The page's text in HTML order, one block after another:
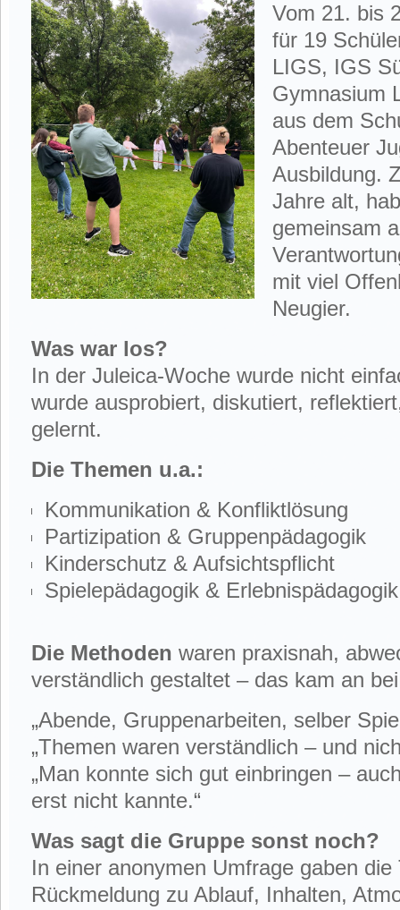
Vom 21. bis
für 19
LIGS, IGS
Gymnasium
aus dem
Abenteuer
Ausbildung.
Jahre alt,
gemeinsam
mit viel
Neugier.
Was war los?
In der Juleica-Woche wurde nicht
wurde ausprobiert, diskutiert,
gelernt.
Die Themen u.a.:
Kommunikation & Konfliktlösung
Partizipation & Gruppenpädagogik
Kinderschutz & Aufsichtspflicht
Spielepädagogik & Erlebnispädagogik
Die Methoden waren praxisnah,
verständlich gestaltet – das kam an
„Abende, Gruppenarbeiten, selber
„Themen waren verständlich – und
„Man konnte sich gut einbringen –
erst nicht kannte.“
Was sagt die Gruppe sonst noch?
In einer anonymen Umfrage gaben die
Rückmeldung zu Ablauf, Inhalten,